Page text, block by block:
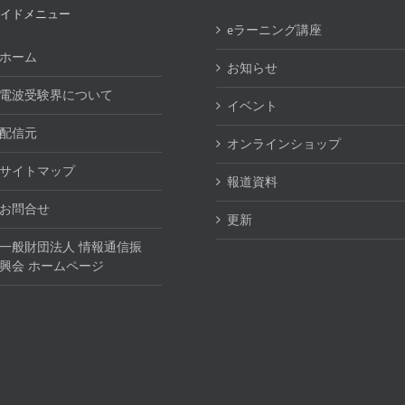
ドメニュー
ホーム
電波受験界について
配信元
サイトマップ
お問合せ
一般財団法人 情報通信振
興会 ホームページ
eラーニング講座
お知らせ
イベント
オンラインショップ
報道資料
更新